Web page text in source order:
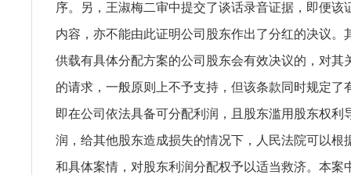
序。另，王淑梅二审中提交了谈话录音证据，即便该
内容，亦不能由此证明公司股东作出了分红的决议。
供载有具体分配方案的公司股东会有效决议的，对其
的请求，一般原则上不予支持，但该条款同时规定了
即在公司依法具备可分配利润，且股东滥用股东权利
润，给其他股东造成损失的情况下，人民法院可以根
和具体案情，对股东利润分配权予以适当救济。本案